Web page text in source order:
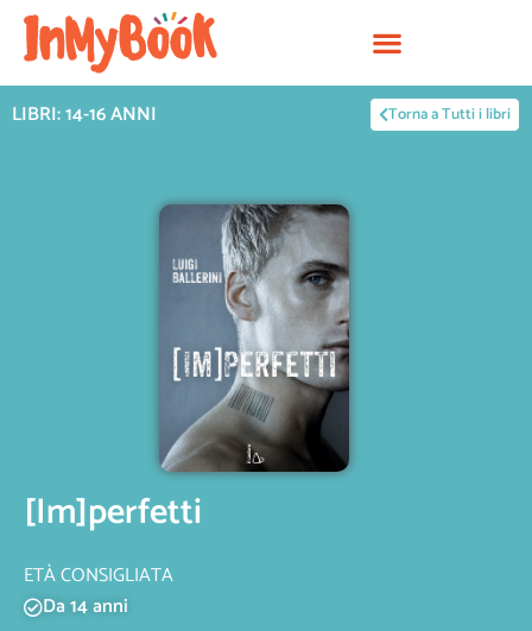
Vai
contenuto
LIBRI: 14-16 ANNI Torna a Tutti i libri
[Im]perfetti
ETÀ CONSIGLIATA
Da 14 anni